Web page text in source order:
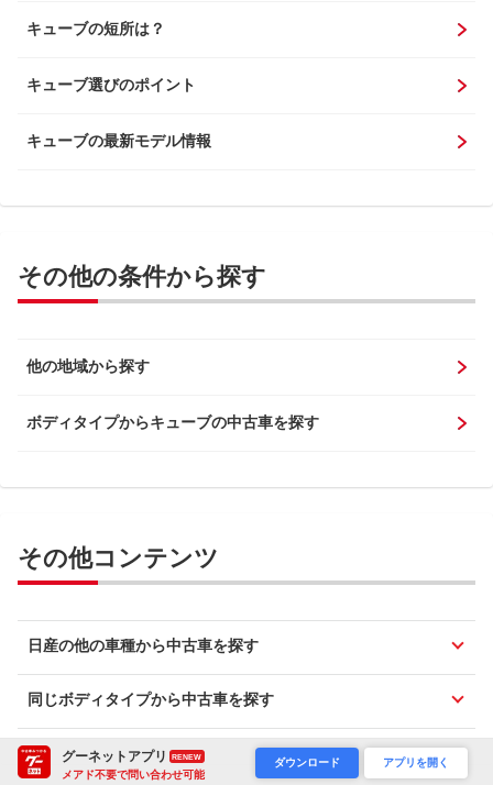
グーネットアプリ RENEW
メアド不要で問い合わせ可能
ダウンロード アプリを開く
キューブの短所は？
キューブ選びのポイント
キューブの最新モデル情報
その他の条件から探す
他の地域から探す
ボディタイプからキューブの中古車を探す
その他コンテンツ
日産の他の車種から中古車を探す
同じボディタイプから中古車を探す